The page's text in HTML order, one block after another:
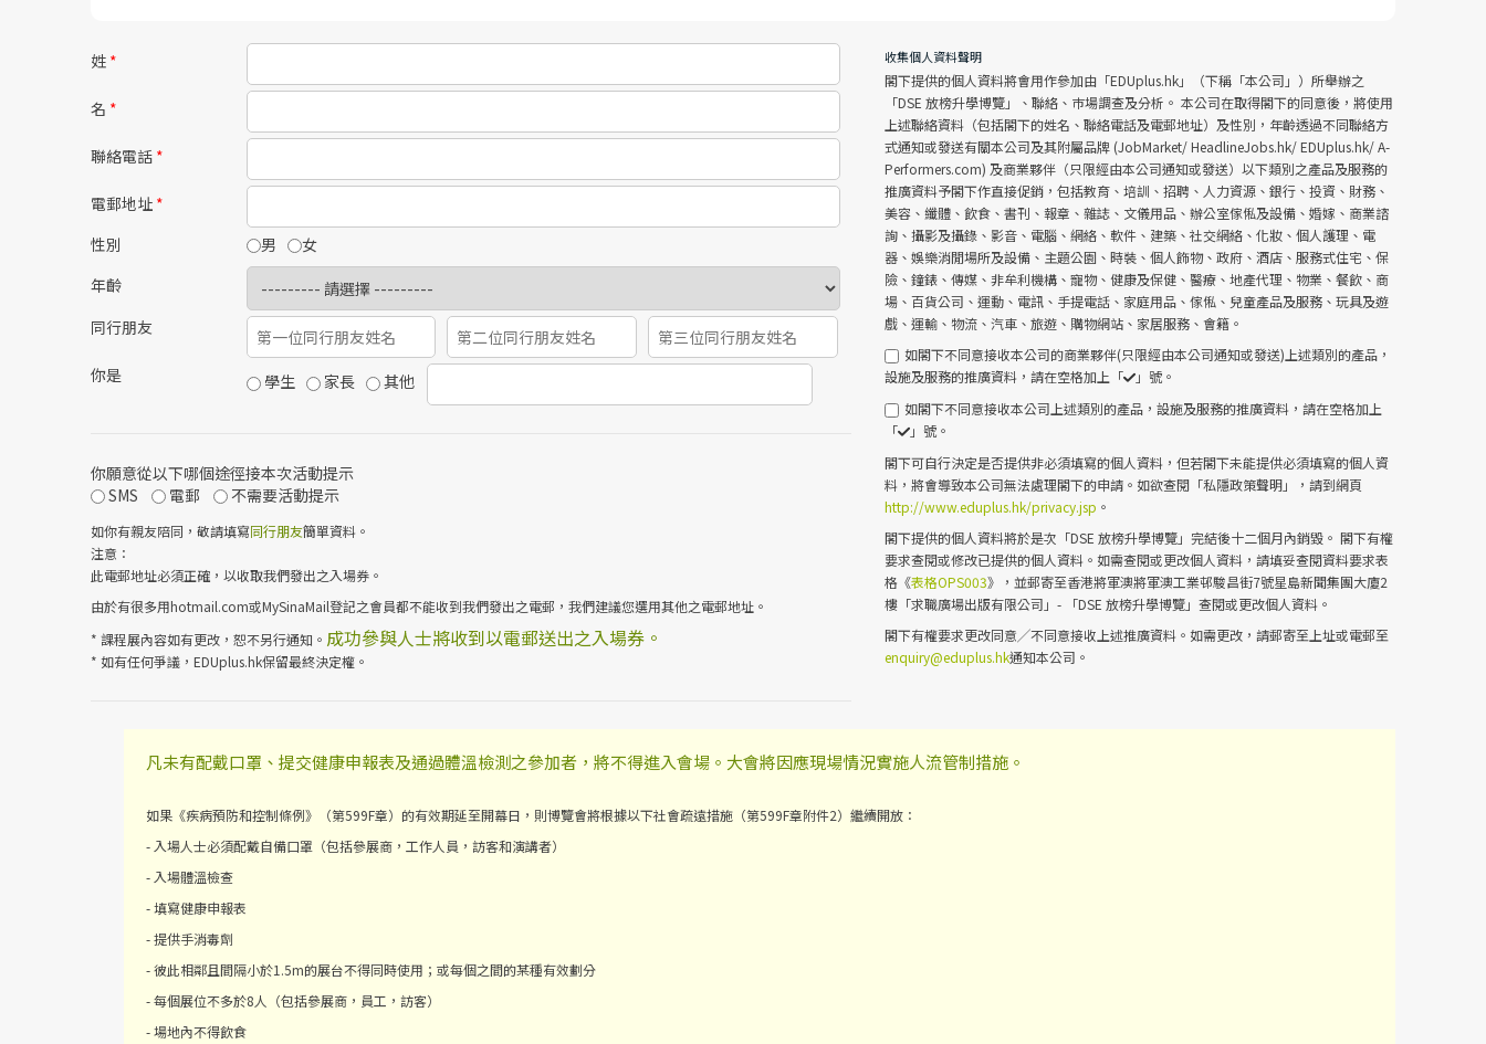
姓 *
名 *
聯絡電話 *
電郵地址 *
性別
男
女
年齡
同行朋友
你是 學生 家長 其他
你願意從以下哪個途徑接本次活動提示
SMS
電郵 不需要活動提示
如你有親友陪同，敬請填寫同行朋友簡單資料。
注意：
此電郵地址必須正確，以收取我們發出之入場券。
由於有很多用hotmail.com或MySinaMail登記之會員都不能收到我們發出之電郵，我們建議您選用其他之電郵地址。
* 課程展內容如有更改，恕不另行通知。 成功參與人士將收到以電郵送出之入場券。
* 如有任何爭議，EDUplus.hk保留最終決定權。
收集個人資料聲明
閣下提供的個人資料將會用作參加由「EDUplus.hk」（下稱「本公司」）所舉辦之
「DSE 放榜升學博覽」、聯絡、巿場調查及分析。 本公司在取得閣下的同意後，將使用
上述聯絡資料（包括閣下的姓名、聯絡電話及電郵地址）及性別，年齡透過不同聯絡方
式通知或發送有關本公司及其附屬品牌 (JobMarket/ HeadlineJobs.hk/ EDUplus.hk/ A-
Performers.com) 及商業夥伴（只限經由本公司通知或發送）以下類別之產品及服務的
推廣資料予閣下作直接促銷，包括教育、培訓、招聘、人力資源、銀行、投資、財務、
美容、纖體、飲食、書刊、報章、雜誌、文儀用品、辦公室傢俬及設備、婚嫁、商業諮
詢、攝影及攝錄、影音、電腦、網絡、軟件、建築、社交網絡、化妝、個人護理、電
器、娛樂消閒場所及設備、主題公園、時裝、個人飾物、政府、酒店、服務式住宅、保
險、鐘錶、傳媒、非牟利機構、寵物、健康及保健、醫療、地產代理、物業、餐飲、商
場、百貨公司、運動、電訊、手提電話、家庭用品、傢俬、兒童產品及服務、玩具及遊
戲、運輸、物流、汽車、旅遊、購物網站、家居服務、會籍。
如閣下不同意接收本公司的商業夥伴(只限經由本公司通知或發送)上述類別的產品，
設施及服務的推廣資料，請在空格加上「
」號。
如閣下不同意接收本公司上述類別的產品，設施及服務的推廣資料，請在空格加上
「
」號。
閣下可自行決定是否提供非必須填寫的個人資料，但若閣下未能提供必須填寫的個人資
料，將會導致本公司無法處理閣下的申請。如欲查閱「私隱政策聲明」，請到網頁
http://www.eduplus.hk/privacy.jsp 。
閣下提供的個人資料將於是次「DSE 放榜升學博覽」完結後十二個月內銷毀。 閣下有權
要求查閱或修改已提供的個人資料。如需查閱或更改個人資料，請填妥查閱資料要求表
格《表格OPS003》，並郵寄至香港將軍澳將軍澳工業邨駿昌街7號星島新聞集團大廈2
樓「求職廣場出版有限公司」- 「DSE 放榜升學博覽」查閱或更改個人資料。
閣下有權要求更改同意╱不同意接收上述推廣資料。如需更改，請郵寄至上址或電郵至
enquiry@eduplus.hk通知本公司。
凡未有配戴口罩、提交健康申報表及通過體溫檢測之參加者，將不得進入會場。大會將因應現場情況實施人流管制措施。
如果《疾病預防和控制條例》（第599F章）的有效期延至開幕日，則博覽會將根據以下社會疏遠措施（第599F章附件2）繼續開放：
- 入場人士必須配戴自備口罩（包括參展商，工作人員，訪客和演講者）
- 入場體溫檢查
- 填寫健康申報表
- 提供手消毒劑
- 彼此相鄰且間隔小於1.5m的展台不得同時使用；或每個之間的某種有效劃分
- 每個展位不多於8人（包括參展商，員工，訪客）
- 場地內不得飲食